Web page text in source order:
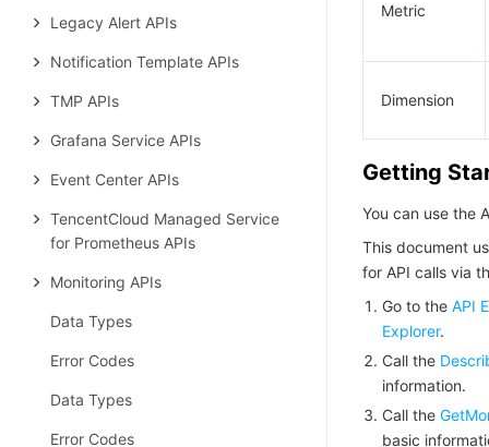
Legacy Alert APIs
Notification Template APIs
TMP APIs
Grafana Service APIs
Event Center APIs
TencentCloud Managed Service
for Prometheus APIs
Monitoring APIs
Data Types
Error Codes
Data Types
Error Codes
Metric
Dimension
Getting
You can use the
This document
for API calls via
Go to the API
Explorer.
Call the
information.
Call the
basic